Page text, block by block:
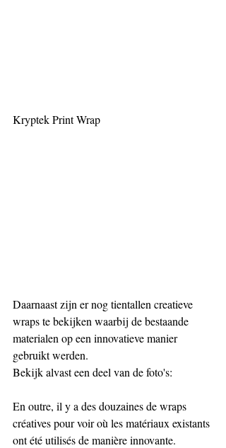
Kryptek Print Wrap
Daarnaast zijn er nog tientallen creatieve
wraps te bekijken waarbij de bestaande
materialen op een innovatieve manier
gebruikt werden.
Bekijk alvast een deel van de foto's:
En outre, il y a des douzaines de wraps
créatives pour voir où les matériaux existants
ont été utilisés de manière innovante.